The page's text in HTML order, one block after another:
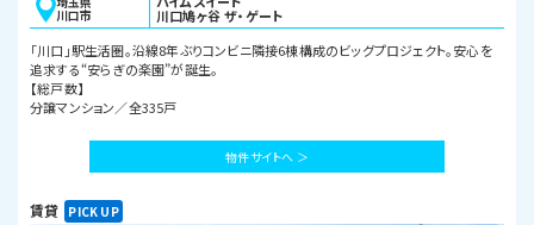
川口市
川口鳩ヶ谷 ザ・ゲート
「川口」駅生活圏。沿線8年ぶりコンビニ隣接6棟構成のビッグプロジェクト。安心を
追求する“安らぎの楽園”が誕生。
【総戸数】
分譲マンション／全335戸
物件サイトへ ＞
賃貸